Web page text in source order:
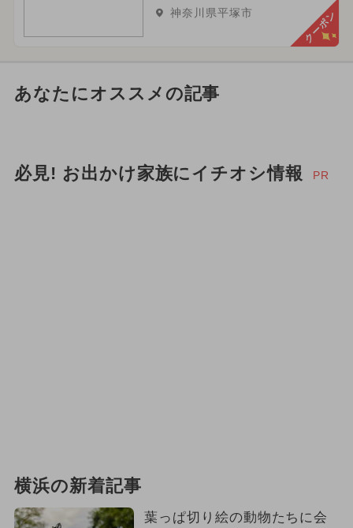
神奈川県平塚市 クーポン
あなたにオススメの記事
必見! お出かけ家族にイチオシ情報 PR
横浜の新着記事
葉っぱ切り絵の動物たちに会